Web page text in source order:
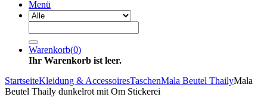
Menü
Warenkorb(0)
Ihr Warenkorb ist leer.
StartseiteKleidung & AccessoiresTaschenMala Beutel ThailyMala
Beutel Thaily dunkelrot mit Om Stickerei